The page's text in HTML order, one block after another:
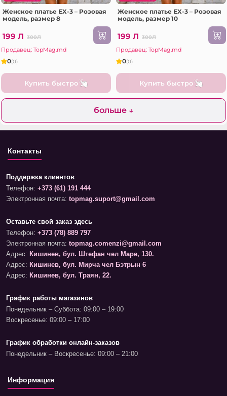
Женское платье EX-3 – Розовая
модель, размер 8
199 Л 300Л
Продавец: TopMag.md
0(0)
Купить быстро
Женское платье EX-3 – Розовая
модель, размер 10
199 Л 300Л
Продавец: TopMag.md
0(0)
Купить быстро
больше ↓
Контакты
Поддержка клиентов
Телефон: +373 (61) 191 444
Электронная почта: topmag.suport@gmail.com
Оставьте свой заказ здесь
Телефон: +373 (78) 889 797
Электронная почта: topmag.comenzi@gmail.com
Адрес: Кишинев, бул. Штефан чел Маре, 130.
Адрес: Кишинев, бул. Мирча чел Бэтрын 6
Адрес: Кишинев, бул. Траян, 22.
График работы магазинов
Понедельник – Суббота: 09:00 – 19:00
Воскресенье: 09:00 – 17:00
График обработки онлайн-заказов
Понедельник – Воскресенье: 09:00 – 21:00
Информация